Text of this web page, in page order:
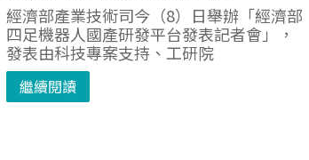
經濟部產業技術司今（8）日舉辦「經濟部
四足機器人國產研發平台發表記者會」，
發表由科技專案支持、工研院
繼續閱讀